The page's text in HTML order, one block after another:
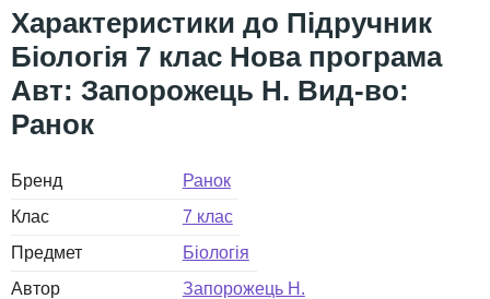
Підручник
Біологія 7 клас Нова програма
Авт: Запорожець Н. Вид-во:
Ранок
Бренд
Ранок
Клас
7 клас
Предмет
Біологія
Автор
Запорожець Н.